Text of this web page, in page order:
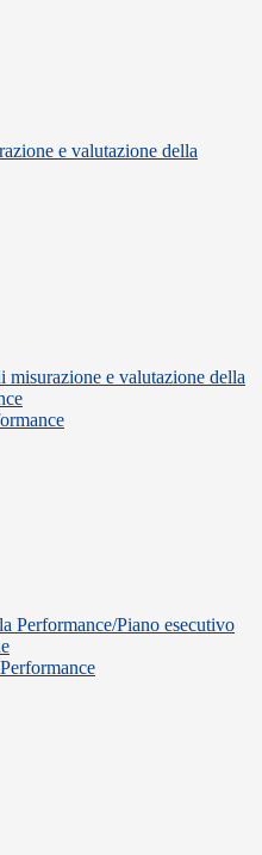
e valutazione della
misurazione e valutazione della
Performance/Piano esecutivo